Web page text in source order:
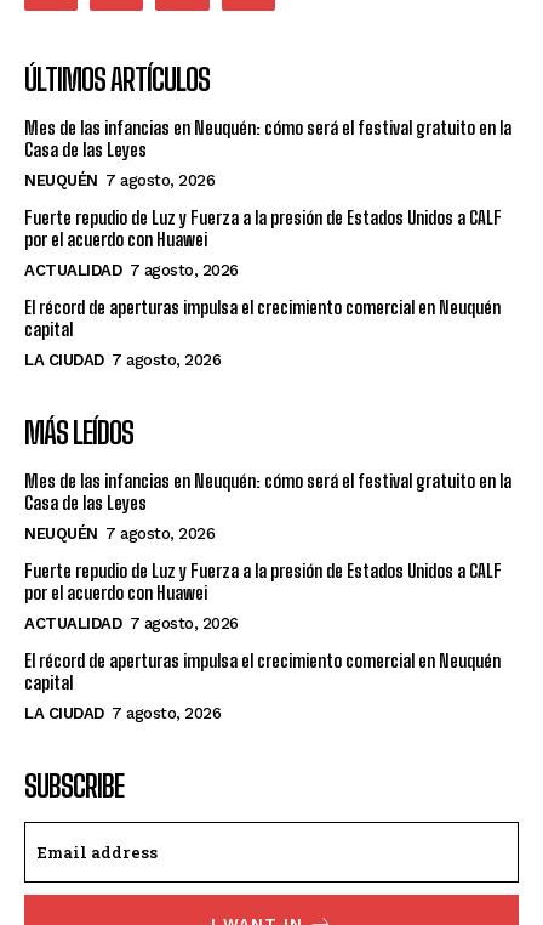
ÚLTIMOS ARTÍCULOS
Mes de las infancias en Neuquén: cómo será el festival gratuito en la
Casa de las Leyes
NEUQUÉN 7 agosto, 2026
Fuerte repudio de Luz y Fuerza a la presión de Estados Unidos a CALF
por el acuerdo con Huawei
ACTUALIDAD 7 agosto, 2026
El récord de aperturas impulsa el crecimiento comercial en Neuquén
capital
LA CIUDAD 7 agosto, 2026
MÁS LEÍDOS
Mes de las infancias en Neuquén: cómo será el festival gratuito en la
Casa de las Leyes
NEUQUÉN 7 agosto, 2026
Fuerte repudio de Luz y Fuerza a la presión de Estados Unidos a CALF
por el acuerdo con Huawei
ACTUALIDAD 7 agosto, 2026
El récord de aperturas impulsa el crecimiento comercial en Neuquén
capital
LA CIUDAD 7 agosto, 2026
SUBSCRIBE